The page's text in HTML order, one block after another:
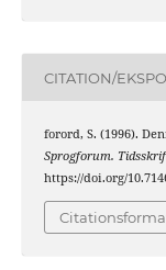
CITATION/
forord, S. (1996).
Sprogforum.
https://doi.org/